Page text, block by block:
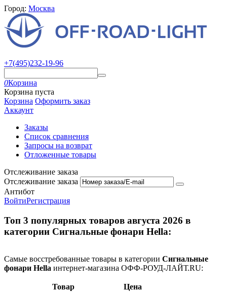
Город: Москва
+7(495)232-19-96
0Корзина
Корзина пуста
Корзина Оформить заказ
Аккаунт
Заказы
Список сравнения
Запросы на возврат
Отложенные товары
Отслеживание заказа
Отслеживание заказа
Антибот
ВойтиРегистрация
Топ 3 популярных товаров августа 2026 в
категории Сигнальные фонари Hella:
Самые восстребованные товары в категории Сигнальные
фонари Hella интернет-магазина ОФФ-РОУД-ЛАЙТ.RU:
Товар
Цена